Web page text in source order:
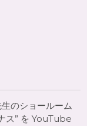
のショールーム
ス” を YouTube